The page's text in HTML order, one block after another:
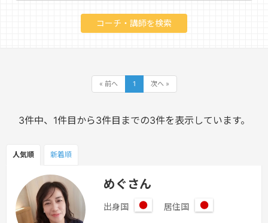
« 前へ 1 次へ »
3件中、1件目から3件目までの3件を表示しています。
人気順 新着順
めぐさん
出身国 居住国